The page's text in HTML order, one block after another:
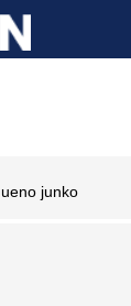
ueno junko